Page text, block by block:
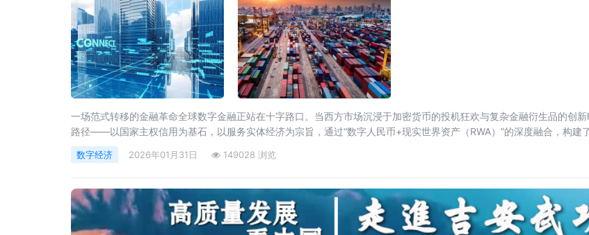
一场范式转移的金融革命全球数字金融正站在十字路口。当西方市场沉浸于加密货币的投机狂欢与复杂金融衍生品的创
路径——以国家主权信用为基石，以服务实体经济为宗旨，通过“数字人民币+现实世界资产（RWA）”的深度融合，构建
创新体系。这不仅是一次技术应用上的突破，更是一
数字经济 2026年01月31日 149028 浏览